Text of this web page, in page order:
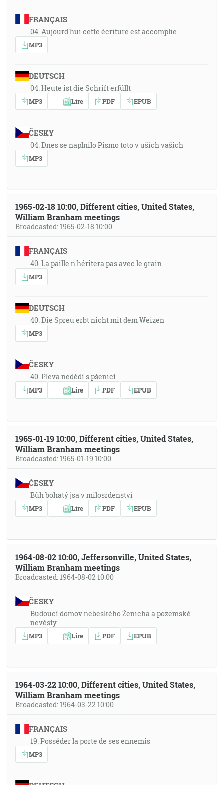
FRANÇAIS
04. Aujourd'hui cette écriture est accomplie
MP3
DEUTSCH
04. Heute ist die Schrift erfüllt
MP3 Lire PDF EPUB
ČESKY
04. Dnes se naplnilo Pismo toto v uších vašich
MP3
1965-02-18 10:00, Different cities, United States,
William Branham meetings
Broadcasted: 1965-02-18 10:00
FRANÇAIS
40. La paille n'héritera pas avec le grain
MP3
DEUTSCH
40. Die Spreu erbt nicht mit dem Weizen
MP3
ČESKY
40. Pleva nedědí s pšenicí
MP3 Lire PDF EPUB
1965-01-19 10:00, Different cities, United States,
William Branham meetings
Broadcasted: 1965-01-19 10:00
ČESKY
Bůh bohatý jsa v milosrdenství
MP3 Lire PDF EPUB
1964-08-02 10:00, Jeffersonville, United States,
William Branham meetings
Broadcasted: 1964-08-02 10:00
ČESKY
Budoucí domov nebeského Ženicha a pozemské
nevěsty
MP3 Lire PDF EPUB
1964-03-22 10:00, Different cities, United States,
William Branham meetings
Broadcasted: 1964-03-22 10:00
FRANÇAIS
19. Posséder la porte de ses ennemis
MP3